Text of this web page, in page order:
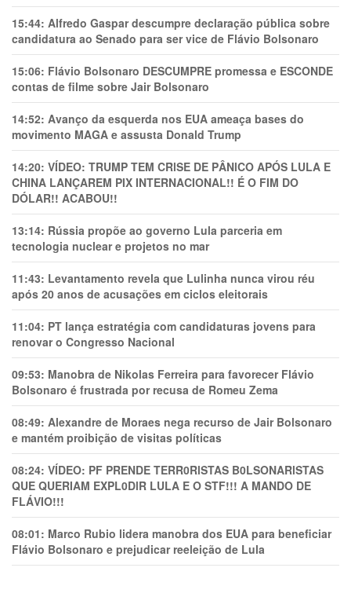
15:44: Alfredo Gaspar descumpre declaração pública sobre
candidatura ao Senado para ser vice de Flávio Bolsonaro
15:06: Flávio Bolsonaro DESCUMPRE promessa e ESCONDE
contas de filme sobre Jair Bolsonaro
14:52: Avanço da esquerda nos EUA ameaça bases do
movimento MAGA e assusta Donald Trump
14:20: VÍDEO: TRUMP TEM CRlSE DE PÂNlCO APÓS LULA E
CHINA LANÇAREM PIX INTERNACIONAL!! É O FIM DO
DÓLAR!! ACABOU!!
13:14: Rússia propõe ao governo Lula parceria em
tecnologia nuclear e projetos no mar
11:43: Levantamento revela que Lulinha nunca virou réu
após 20 anos de acusações em ciclos eleitorais
11:04: PT lança estratégia com candidaturas jovens para
renovar o Congresso Nacional
09:53: Manobra de Nikolas Ferreira para favorecer Flávio
Bolsonaro é frustrada por recusa de Romeu Zema
08:49: Alexandre de Moraes nega recurso de Jair Bolsonaro
e mantém proibição de visitas políticas
08:24: VÍDEO: PF PRENDE TERR0RlSTAS B0LSONARlSTAS
QUE QUERIAM EXPL0DlR LULA E O STF!!! A MANDO DE
FLÁVIO!!!
08:01: Marco Rubio lidera manobra dos EUA para beneficiar
Flávio Bolsonaro e prejudicar reeleição de Lula